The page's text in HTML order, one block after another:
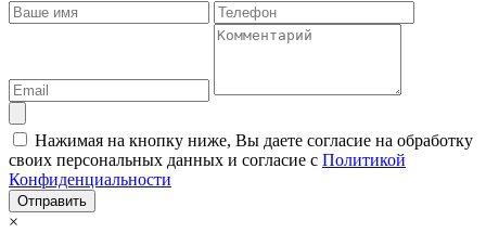
Нажимая на кнопку ниже, Вы даете согласие на обработку
своих персональных данных и согласие с Политикой
Конфиденциальности
Отправить
×